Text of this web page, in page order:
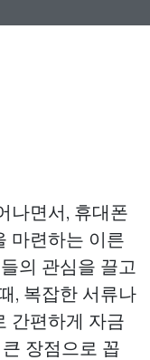
나면서, 휴대폰
마련하는 이른
의 관심을 끌고
, 복잡한 서류나
간편하게 자금
장점으로 꼽